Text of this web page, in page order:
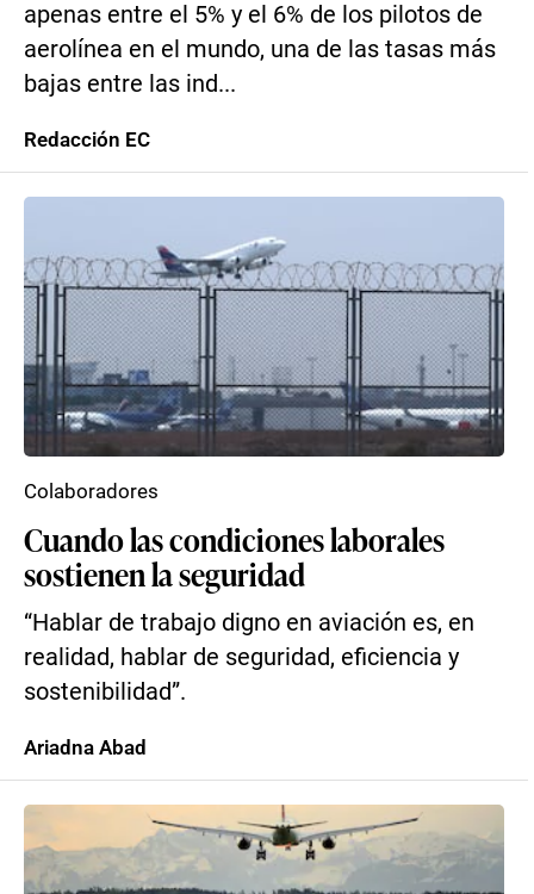
apenas entre el 5% y el 6% de los pilotos de
aerolínea en el mundo, una de las tasas más
bajas entre las ind...
Redacción EC
Cuando las condiciones laborales
sostienen la seguridad
“Hablar de trabajo digno en aviación es, en
realidad, hablar de seguridad, eficiencia y
sostenibilidad”.
Colaboradores
Ariadna Abad